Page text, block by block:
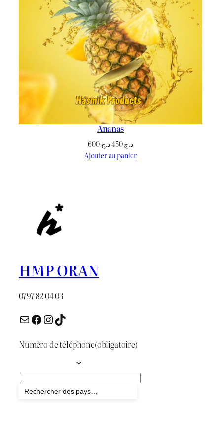
Ananas
د.ج600
Le
prix
د.ج450
Le
prix
Ajouter au panier
HMP ORAN
0797 82 04 03
E-mail Facebook InstagramTikTok
Numéro de téléphone(obligatoire)
Envoyer